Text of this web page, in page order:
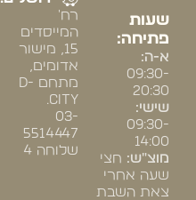
שעות
פתיחה:
א-ה:
09:30-
20:30
שישי:
09:30-
14:00
מוצ"ש: חצי
שעה אחרי
צאת השבת
רח'
המייסדים
15, מישור
אדומים,
מתחם D-
CITY.
03-
5514447
שלוחה 4